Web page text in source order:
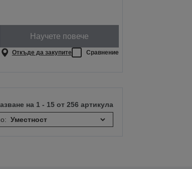
Научете повече
Откъде да закупите Сравнение
на 1 - 15 от 256 артикула